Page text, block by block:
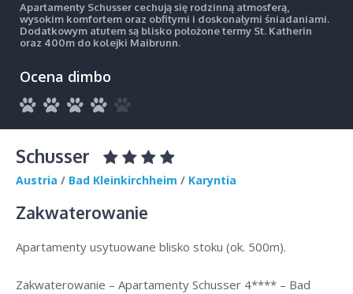
Apartamenty Schusser cechują się rodzinną atmosferą,
wysokim komfortem oraz obfitymi i doskonałymi śniadaniami.
Dodatkowym atutem są blisko położone termy St. Katherin
oraz 400m do kolejki Maibrunn.
Ocena dimbo
Schusser
Austria / Bad Kleinkirchheim / Karyntia
Zakwaterowanie
Apartamenty usytuowane blisko stoku (ok. 500m).
Zakwaterowanie – Apartamenty Schusser 4**** – Bad